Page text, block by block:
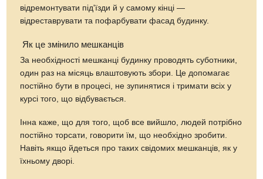
відремонтувати під'їзди й у самому кінці —
відреставрувати та пофарбувати фасад будинку.
Як це змінило мешканців
За необхідності мешканці будинку проводять суботники,
один раз на місяць влаштовують збори. Це допомагає
постійно бути в процесі, не зупинятися і тримати всіх у
курсі того, що відбувається.
Інна каже, що для того, щоб все вийшло, людей потрібно
постійно торсати, говорити їм, що необхідно зробити.
Навіть якщо йдеться про таких свідомих мешканців, як у
їхньому дворі.